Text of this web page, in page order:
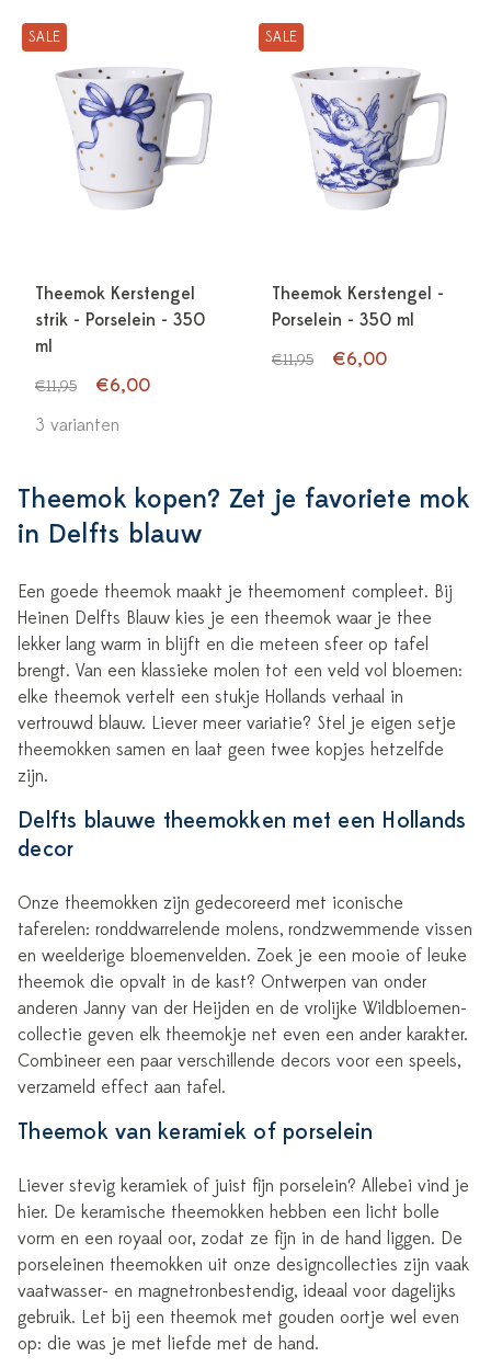
SALE
Theemok Kerstengel
strik - Porselein - 350
ml
€11,95
€6,00
3 varianten
SALE
Theemok Kerstengel -
Porselein - 350 ml
€11,95 €6,00
Theemok kopen? Zet je favoriete mok
in Delfts blauw
Een goede theemok maakt je theemoment compleet. Bij
Heinen Delfts Blauw kies je een theemok waar je thee
lekker lang warm in blijft en die meteen sfeer op tafel
brengt. Van een klassieke molen tot een veld vol bloemen:
elke theemok vertelt een stukje Hollands verhaal in
vertrouwd blauw. Liever meer variatie? Stel je eigen setje
theemokken samen en laat geen twee kopjes hetzelfde
zijn.
Delfts blauwe theemokken met een Hollands
decor
Onze theemokken zijn gedecoreerd met iconische
taferelen: ronddwarrelende molens, rondzwemmende vissen
en weelderige bloemenvelden. Zoek je een mooie of leuke
theemok die opvalt in de kast? Ontwerpen van onder
anderen Janny van der Heijden en de vrolijke Wildbloemen-
collectie geven elk theemokje net even een ander karakter.
Combineer een paar verschillende decors voor een speels,
verzameld effect aan tafel.
Theemok van keramiek of porselein
Liever stevig keramiek of juist fijn porselein? Allebei vind je
hier. De keramische theemokken hebben een licht bolle
vorm en een royaal oor, zodat ze fijn in de hand liggen. De
porseleinen theemokken uit onze designcollecties zijn vaak
vaatwasser- en magnetronbestendig, ideaal voor dagelijks
gebruik. Let bij een theemok met gouden oortje wel even
op: die was je met liefde met de hand.